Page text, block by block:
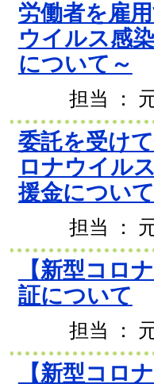
労働者を雇
ウイルス感
について～
担当 ：
委託を受け
ロナウイル
援金につい
担当 ：
【新型コロ
証について
担当 ：
【新型コロ